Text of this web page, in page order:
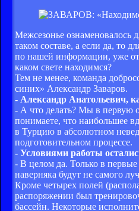
Межсезонье ознаменовалось
таком составе, а если да, то
по нашей информации, уже
каком свете находимся?
Тем не менее, команда
синих» Александр Заваров.
- Александр Анатольевич,
- А что делать? Мы в первую
понимаете, что наибольшее
в Турцию в абсолютном
подготовительном процессе.
- Условиями работы
- В целом да. Только в первые
наверняка будут не самого
Кроме четырех полей
распоряжении был
бассейн. Некоторые